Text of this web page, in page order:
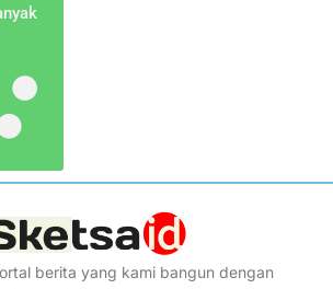
berita yang kami bangun dengan